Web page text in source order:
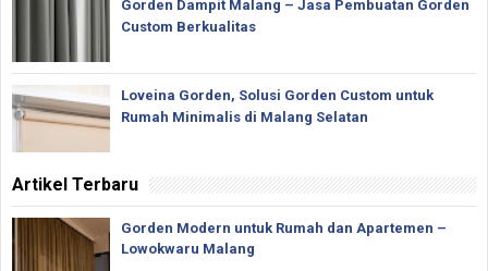
Gorden Dampit Malang – Jasa Pembuatan Gorden
Custom Berkualitas
Loveina Gorden, Solusi Gorden Custom untuk
Rumah Minimalis di Malang Selatan
Artikel Terbaru
Gorden Modern untuk Rumah dan Apartemen –
Lowokwaru Malang